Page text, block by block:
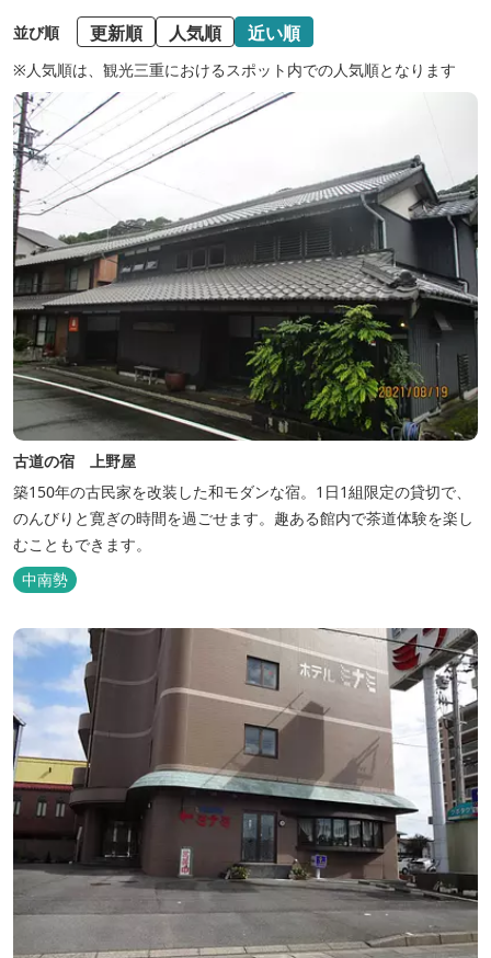
並び順 更新順 人気順 近い順
※人気順は、観光三重におけるスポット内での人気順となります
古道の宿 上野屋
築150年の古民家を改装した和モダンな宿。1日1組限定の貸切で、
のんびりと寛ぎの時間を過ごせます。趣ある館内で茶道体験を楽し
むこともできます。
中南勢